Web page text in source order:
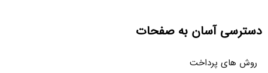
دسترسی آسان به صفحات
روش های پرداخت